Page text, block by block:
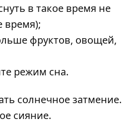
в такое время не
время);
фруктов, овощей,
режим сна.
солнечноезатмение.
сияние.